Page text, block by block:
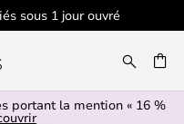
sous 1 jour ouvré
portant la mention « 16 %